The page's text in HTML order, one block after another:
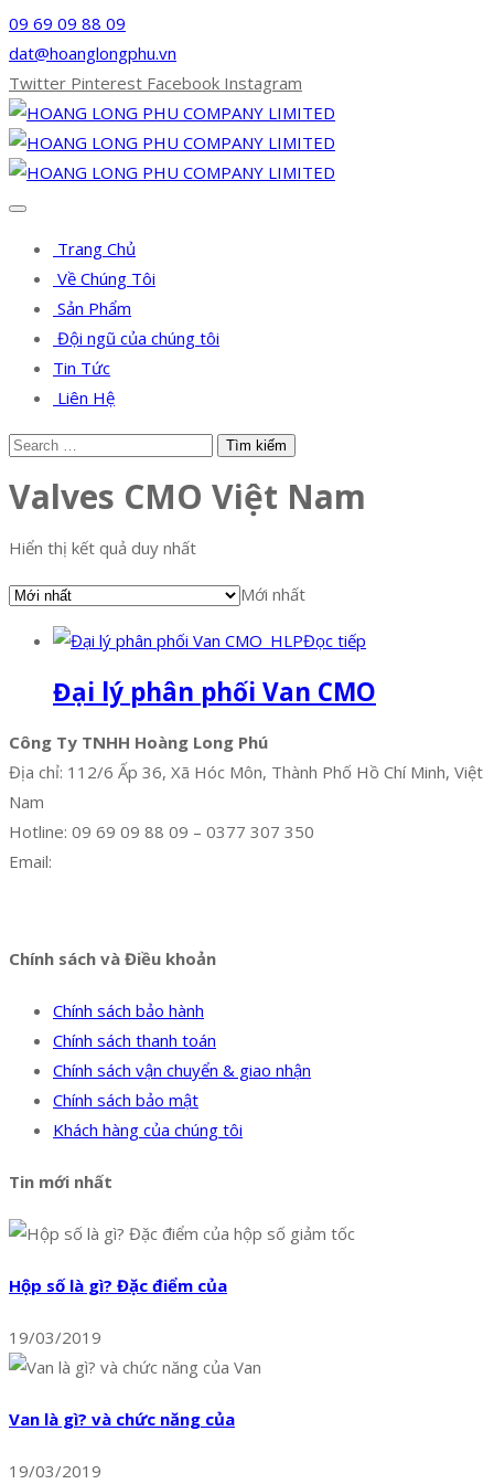
09 69 09 88 09
dat@hoanglongphu.vn
Twitter Pinterest Facebook Instagram
Trang Chủ
Về Chúng Tôi
Sản Phẩm
Đội ngũ của chúng tôi
Tin Tức
Liên Hệ
Valves CMO Việt Nam
Hiển thị kết quả duy nhất
Mới nhất
Đọc tiếp
Đại lý phân phối Van CMO
Công Ty TNHH Hoàng Long Phú
Địa chỉ: 112/6 Ấp 36, Xã Hóc Môn, Thành Phố Hồ Chí Minh, Việt
Nam
Hotline: 09 69 09 88 09 – 0377 307 350
Email:
Chính sách và Điều khoản
Chính sách bảo hành
Chính sách thanh toán
Chính sách vận chuyển & giao nhận
Chính sách bảo mật
Khách hàng của chúng tôi
Tin mới nhất
Hộp số là gì? Đặc điểm của
19/03/2019
Van là gì? và chức năng của
19/03/2019